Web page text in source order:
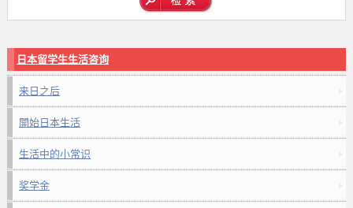
日本留学生生活咨询
来日之后
開始日本生活
生活中的小常识
奖学金